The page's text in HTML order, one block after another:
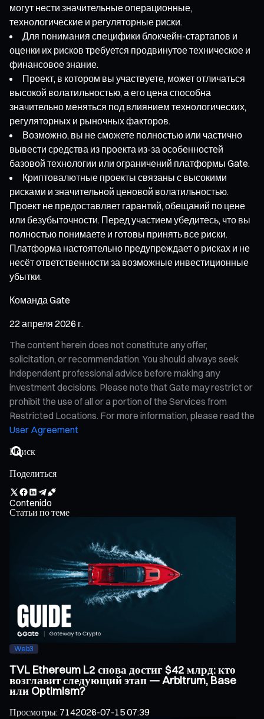
могут нести значительные операционные,
технологические и регуляторные риски.
Для понимания специфики блокчейн-стартапов и
оценки их рисков требуется продвинутое техническое и
финансовое знание.
Проект, в котором вы участвуете, может отличаться
высокой волатильностью, а его цена способна
значительно меняться под влиянием технологических,
регуляторных и рыночных факторов.
Возможно, вы не сможете полностью или частично
вывести средства из проекта из-за особенностей
базовой технологии или ограничений платформы Gate.
Криптовалютные проекты связаны с высокими
рисками и значительной ценовой волатильностью.
Проект не предоставляет гарантий, обещаний по цене
или безубыточности. Перед участием убедитесь, что вы
полностью понимаете и готовы принять все риски.
Платформа настоятельно предупреждает о рисках и не
несёт ответственности за возможные инвестиционные
убытки.
Команда Gate
22 апреля 2026 г.
The content herein does not constitute any offer,
solicitation, or recommendation. You should always seek
independent professional advice before making any
investment decisions. Please note that Gate may restrict or
prohibit the use of all or a portion of the Services from
Restricted Locations. For more information, please read the
User Agreement
Поделиться
Contenido
Статьи по теме
Web3
TVL Ethereum L2 снова достиг $42 млрд: кто
возглавит следующий этап — Arbitrum, Base
или Optimism?
Просмотры: 7142026-07-15 07:39